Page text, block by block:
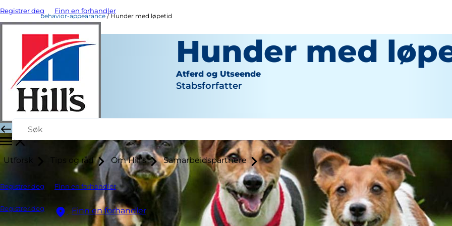
Registrer deg Finn en forhandler
Utforsk Tips og råd Om Hill's Samarbeidspartnere
Registrer deg Finn en forhandler
Registrer deg Finn en forhandler
behavior-appearance Hunder med løpetid
Hunder med
Atferd og Utseende
Stabsforfatter